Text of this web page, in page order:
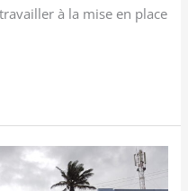
à la mise en place